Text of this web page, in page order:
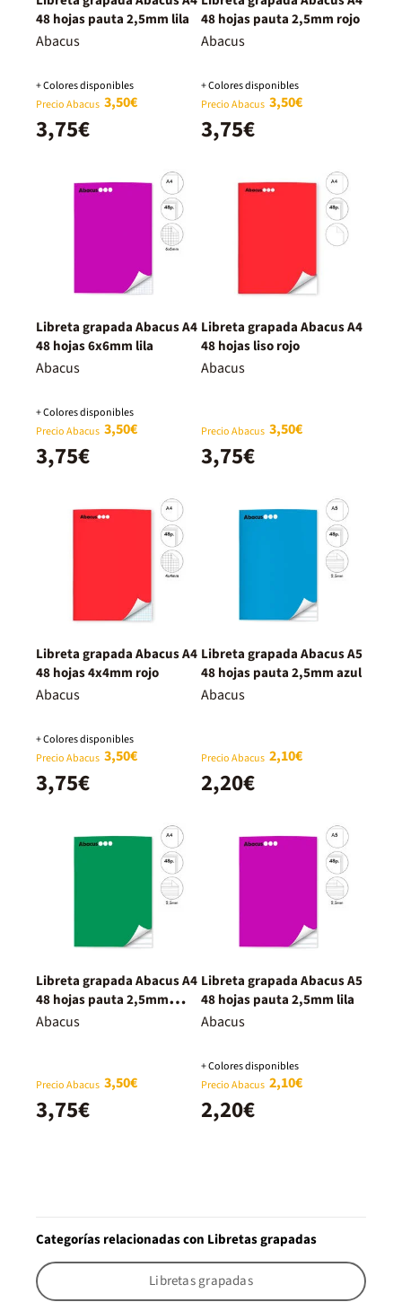
48 hojas pauta 2,5mm lila
Abacus
+ Colores disponibles
Precio Abacus 3,50€
3,75€
48 hojas pauta 2,5mm rojo
Abacus
+ Colores disponibles
Precio Abacus 3,50€
3,75€
Libreta grapada Abacus A4
48 hojas 6x6mm lila
Abacus
+ Colores disponibles
Precio Abacus 3,50€
3,75€
Libreta grapada Abacus A4
48 hojas liso rojo
Abacus
Precio Abacus 3,50€
3,75€
Libreta grapada Abacus A4
48 hojas 4x4mm rojo
Abacus
+ Colores disponibles
Precio Abacus 3,50€
3,75€
Libreta grapada Abacus A5
48 hojas pauta 2,5mm azul
Abacus
Precio Abacus 2,10€
2,20€
Libreta grapada Abacus A4
48 hojas pauta 2,5mm
verde
Abacus
Precio Abacus 3,50€
3,75€
Libreta grapada Abacus A5
48 hojas pauta 2,5mm lila
Abacus
+ Colores disponibles
Precio Abacus 2,10€
2,20€
Categorías relacionadas con Libretas grapadas
Libretas grapadas